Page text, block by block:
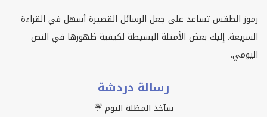
رموز الطقس تساعد على جعل الرسائل القصيرة أسهل في القراءة
السريعة. إليك بعض الأمثلة البسيطة لكيفية ظهورها في النص
اليومي.
رسالة دردشة
سآخذ المظلة اليوم ☔